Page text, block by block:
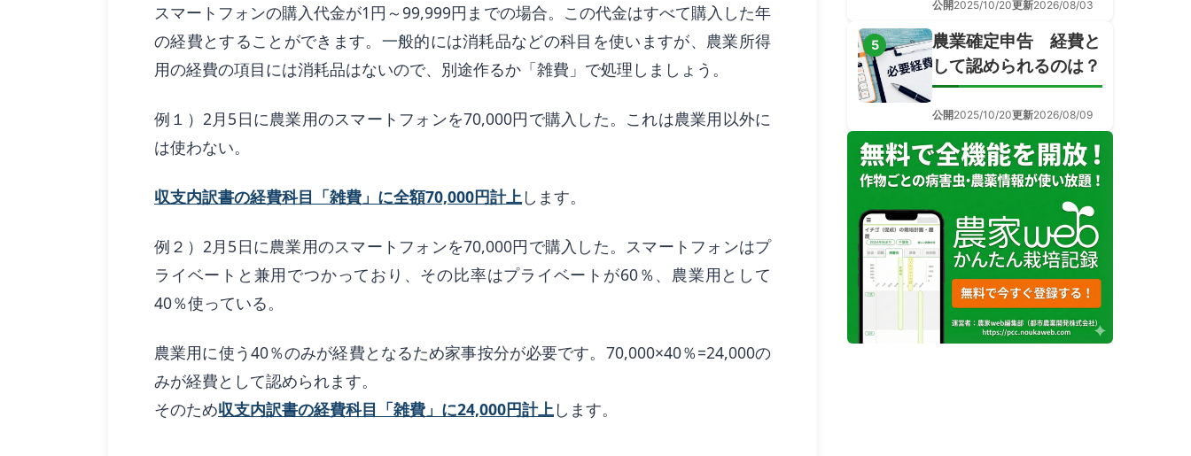
スマートフォンの購入代金が1円～99,999円までの場合。この代金はすべて購入した年
の経費とすることができます。一般的には消耗品などの科目を使いますが、農業所得
用の経費の項目には消耗品はないので、別途作るか「雑費」で処理しましょう。
例１）2月5日に農業用のスマートフォンを70,000円で購入した。これは農業用以外に
は使わない。
収支内訳書の経費科目「雑費」に全額70,000円計上 します。
例２）2月5日に農業用のスマートフォンを70,000円で購入した。スマートフォンはプ
ライベートと兼用でつかっており、その比率はプライベートが60％、農業用として
40％使っている。
農業用に使う40％のみが経費となるため家事按分が必要です。70,000×40％=24,000の
みが経費として認められます。
そのため収支内訳書の経費科目「雑費」に24,000円計上 します。
公開2025/10/20更新2026/08/03
5
農業確定申告 経費と
して認められるのは？
公開2025/10/20更新2026/08/09